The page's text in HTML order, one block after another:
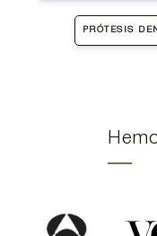
PRÓTESIS